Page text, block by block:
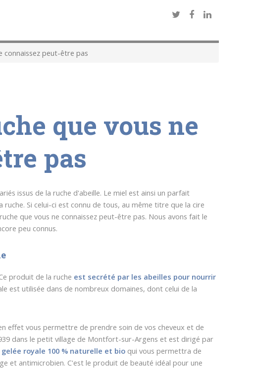
connaissez peut-être pas
que vous ne
pas
issus de la ruche d'abeille. Le miel est ainsi un parfait
Si celui-ci est connu de tous, au même titre que la cire
que vous ne connaissez peut-être pas. Nous avons fait le
peu connus.
produit de la ruche est secrété par les abeilles pour nourrir
est utilisée dans de nombreux domaines, dont celui de la
effet vous permettre de prendre soin de vos cheveux et de
dans le petit village de Montfort-sur-Argens et est dirigé par
gelée royale 100 % naturelle et bio qui vous permettra de
et antimicrobien. C'est le produit de beauté idéal pour une